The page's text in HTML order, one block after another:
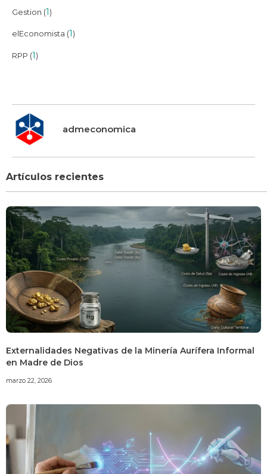
Gestion (1)
elEconomista (1)
RPP (1)
admeconomica
Artículos recientes
Externalidades Negativas de la Minería Aurífera Informal
en Madre de Dios
marzo 22, 2026